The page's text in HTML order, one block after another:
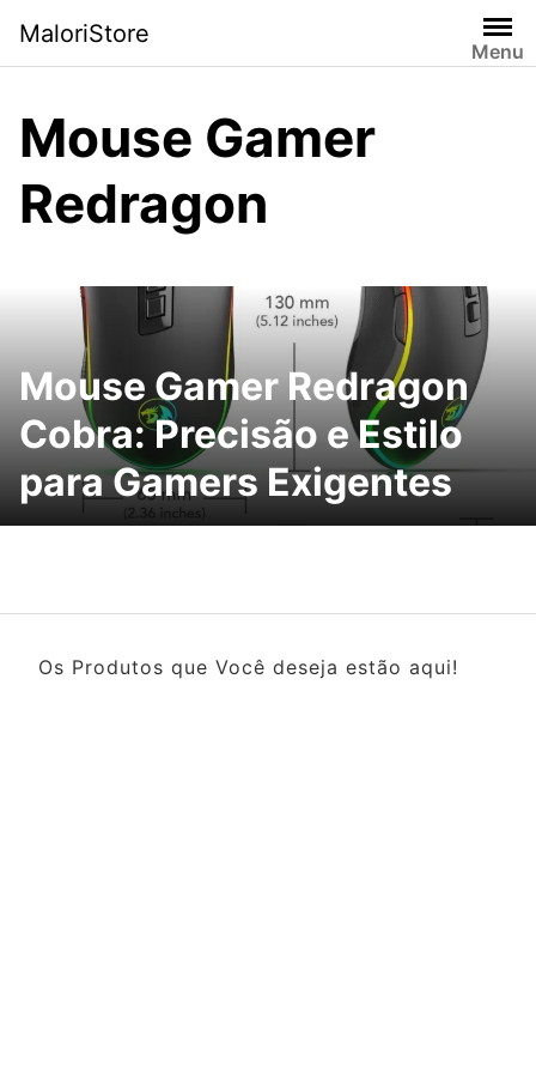
para
o
MaloriStore
Menu
Mouse Gamer
Redragon
Mouse Gamer Redragon
Cobra: Precisão e Estilo
para Gamers Exigentes
Os Produtos que Você deseja estão aqui!